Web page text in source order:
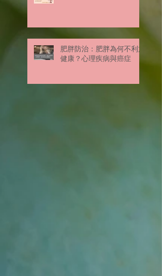
肥胖防治：肥胖為何不利於
健康？心理疾病與癌症